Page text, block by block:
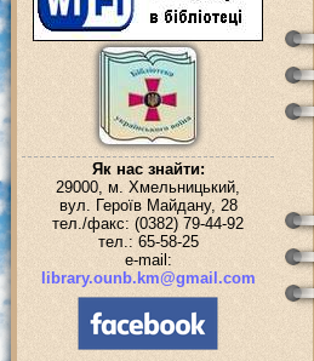
Як нас знайти:
29000, м. Хмельницький,
вул. Героїв Майдану, 28
тел./факс: (0382) 79-44-92
тел.: 65-58-25
e-mail:
library.ounb.km@gmail.com